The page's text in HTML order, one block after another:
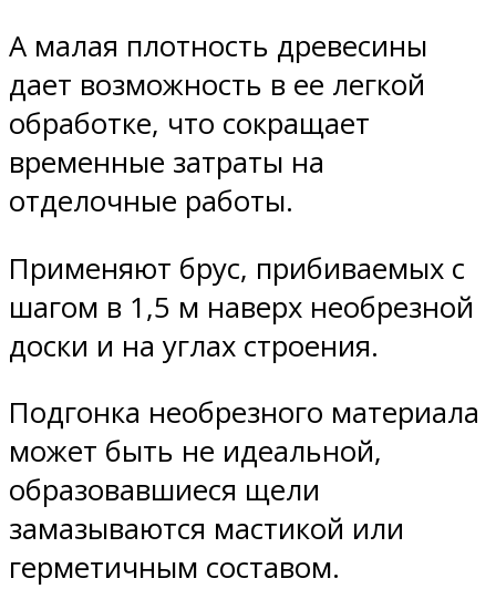
А малая плотность древесины
дает возможность в ее легкой
обработке, что сокращает
временные затраты на
отделочные работы.
Применяют брус, прибиваемых с
шагом в 1,5 м наверх необрезной
доски и на углах строения.
Подгонка необрезного материала
может быть не идеальной,
образовавшиеся щели
замазываются мастикой или
герметичным составом.